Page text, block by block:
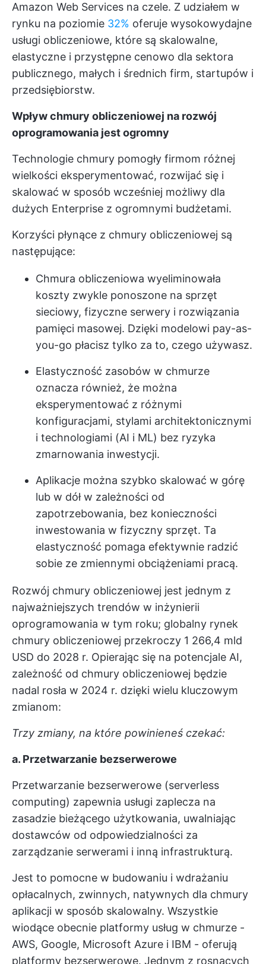
Amazon Web Services na czele. Z udziałem w
rynku na poziomie 32% oferuje wysokowydajne
usługi obliczeniowe, które są skalowalne,
elastyczne i przystępne cenowo dla sektora
publicznego, małych i średnich firm, startupów i
przedsiębiorstw.
Wpływ chmury obliczeniowej na rozwój
oprogramowania jest ogromny
Technologie chmury pomogły firmom różnej
wielkości eksperymentować, rozwijać się i
skalować w sposób wcześniej możliwy dla
dużych Enterprise z ogromnymi budżetami.
Korzyści płynące z chmury obliczeniowej są
następujące:
Chmura obliczeniowa wyeliminowała
koszty zwykle ponoszone na sprzęt
sieciowy, fizyczne serwery i rozwiązania
pamięci masowej. Dzięki modelowi pay-as-
you-go płacisz tylko za to, czego używasz.
Elastyczność zasobów w chmurze
oznacza również, że można
eksperymentować z różnymi
konfiguracjami, stylami architektonicznymi
i technologiami (AI i ML) bez ryzyka
zmarnowania inwestycji.
Aplikacje można szybko skalować w górę
lub w dół w zależności od
zapotrzebowania, bez konieczności
inwestowania w fizyczny sprzęt. Ta
elastyczność pomaga efektywnie radzić
sobie ze zmiennymi obciążeniami pracą.
Rozwój chmury obliczeniowej jest jednym z
najważniejszych trendów w inżynierii
oprogramowania w tym roku; globalny rynek
chmury obliczeniowej przekroczy 1 266,4 mld
USD do 2028 r. Opierając się na potencjale AI,
zależność od chmury obliczeniowej będzie
nadal rosła w 2024 r. dzięki wielu kluczowym
zmianom:
Trzy zmiany, na które powinieneś czekać:
a. Przetwarzanie bezserwerowe
Przetwarzanie bezserwerowe (serverless
computing) zapewnia usługi zaplecza na
zasadzie bieżącego użytkowania, uwalniając
dostawców od odpowiedzialności za
zarządzanie serwerami i inną infrastrukturą.
Jest to pomocne w budowaniu i wdrażaniu
opłacalnych, zwinnych, natywnych dla chmury
aplikacji w sposób skalowalny. Wszystkie
wiodące obecnie platformy usług w chmurze -
AWS, Google, Microsoft Azure i IBM - oferują
platformy bezserwerowe. Jednym z rosnących